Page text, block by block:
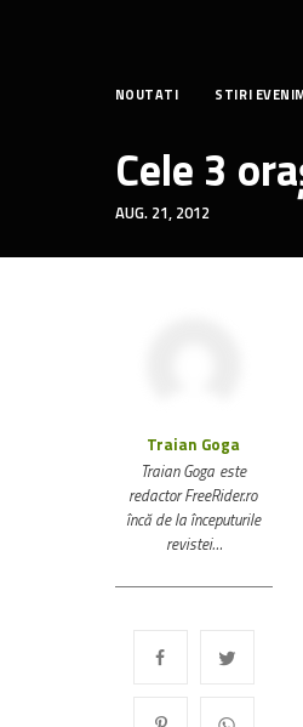
NOUTATI STIRI
Cele 3
AUG. 21, 2012
Traian Goga
Traian Goga este
redactor FreeRider.ro
încă de la începuturile
revistei…